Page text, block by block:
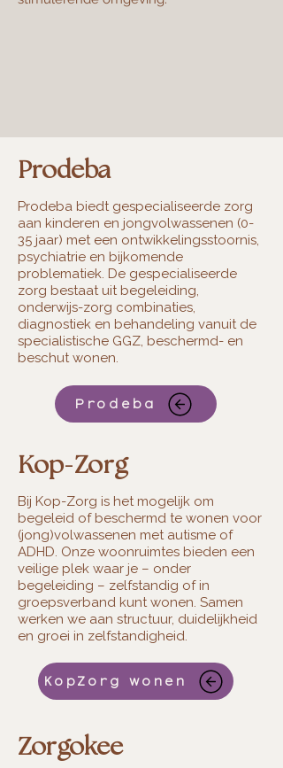
Prodeba
Prodeba biedt gespecialiseerde zorg
aan kinderen en jongvolwassenen (0-
35 jaar) met een ontwikkelingsstoornis,
psychiatrie en bijkomende
problematiek. De gespecialiseerde
zorg bestaat uit begeleiding,
onderwijs-zorg combinaties,
diagnostiek en behandeling vanuit de
specialistische GGZ, beschermd- en
beschut wonen.
Prodeba
Kop-Zorg
Bij Kop-Zorg is het mogelijk om
begeleid of beschermd te wonen voor
(jong)volwassenen met autisme of
ADHD. Onze woonruimtes bieden een
veilige plek waar je – onder
begeleiding – zelfstandig of in
groepsverband kunt wonen. Samen
werken we aan structuur, duidelijkheid
en groei in zelfstandigheid.
KopZorg wonen
Zorgokee